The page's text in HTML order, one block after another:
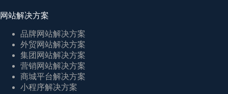
网站解决方案
品牌网站解决方案
外贸网站解决方案
集团网站解决方案
营销网站解决方案
商城平台解决方案
小程序解决方案